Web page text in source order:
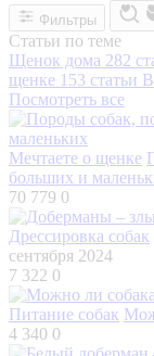
Фильтры
Статьи по теме
Щенок дома 282
щенке 153 статьи
Посмотреть все
Мечтаете о щенке
больших и
70 779 0
Дрессировка собак
сентября 2024
7 322 0
Питание собак
4 340 0